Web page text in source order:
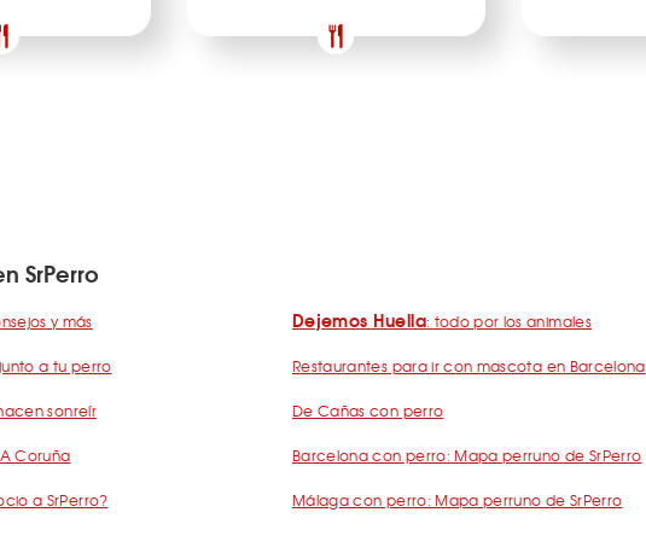
SrPerro
y más
a tu perro
sonreír
Coruña
a SrPerro?
Dejemos Huella: todo por los animales
Restaurantes para ir con mascota en Barcelona
De Cañas con perro
Barcelona con perro: Mapa perruno de SrPerro
Málaga con perro: Mapa perruno de SrPerro